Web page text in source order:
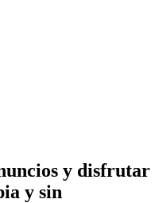
y disfrutar
y sin